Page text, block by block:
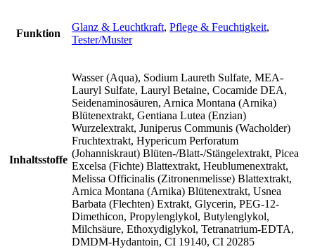
Funktion
Glanz & Leuchtkraft, Pflege & Feuchtigkeit,
Tester/Muster
Inhaltsstoffe
Wasser (Aqua), Sodium Laureth Sulfate, MEA-
Lauryl Sulfate, Lauryl Betaine, Cocamide DEA,
Seidenaminosäuren, Arnica Montana (Arnika)
Blütenextrakt, Gentiana Lutea (Enzian)
Wurzelextrakt, Juniperus Communis (Wacholder)
Fruchtextrakt, Hypericum Perforatum
(Johanniskraut) Blüten-/Blatt-/Stängelextrakt, Picea
Excelsa (Fichte) Blattextrakt, Heublumenextrakt,
Melissa Officinalis (Zitronenmelisse) Blattextrakt,
Arnica Montana (Arnika) Blütenextrakt, Usnea
Barbata (Flechten) Extrakt, Glycerin, PEG-12-
Dimethicon, Propylenglykol, Butylenglykol,
Milchsäure, Ethoxydiglykol, Tetranatrium-EDTA,
DMDM-Hydantoin, CI 19140, CI 20285